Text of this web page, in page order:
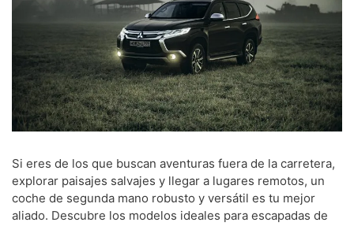
Si eres de los que buscan aventuras fuera de la carretera,
explorar paisajes salvajes y llegar a lugares remotos, un
coche de segunda mano robusto y versátil es tu mejor
aliado. Descubre los modelos ideales para escapadas de